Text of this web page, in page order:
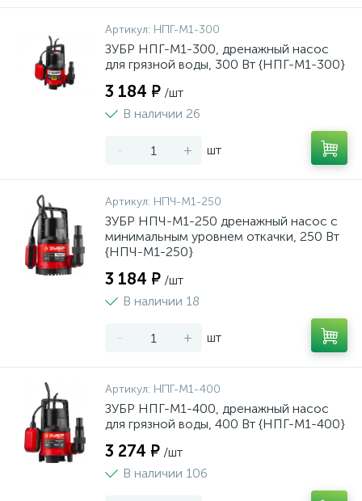
Артикул: НПГ-М1-300
ЗУБР НПГ-М1-300, дренажный насос
для грязной воды, 300 Вт {НПГ-М1-300}
3 184 ₽ /шт
В наличии 26
- + шт
Артикул: НПЧ-М1-250
ЗУБР НПЧ-М1-250 дренажный насос с
минимальным уровнем откачки, 250 Вт
{НПЧ-М1-250}
3 184 ₽ /шт
В наличии 18
- + шт
Артикул: НПГ-М1-400
ЗУБР НПГ-М1-400, дренажный насос
для грязной воды, 400 Вт {НПГ-М1-400}
3 274 ₽ /шт
В наличии 106